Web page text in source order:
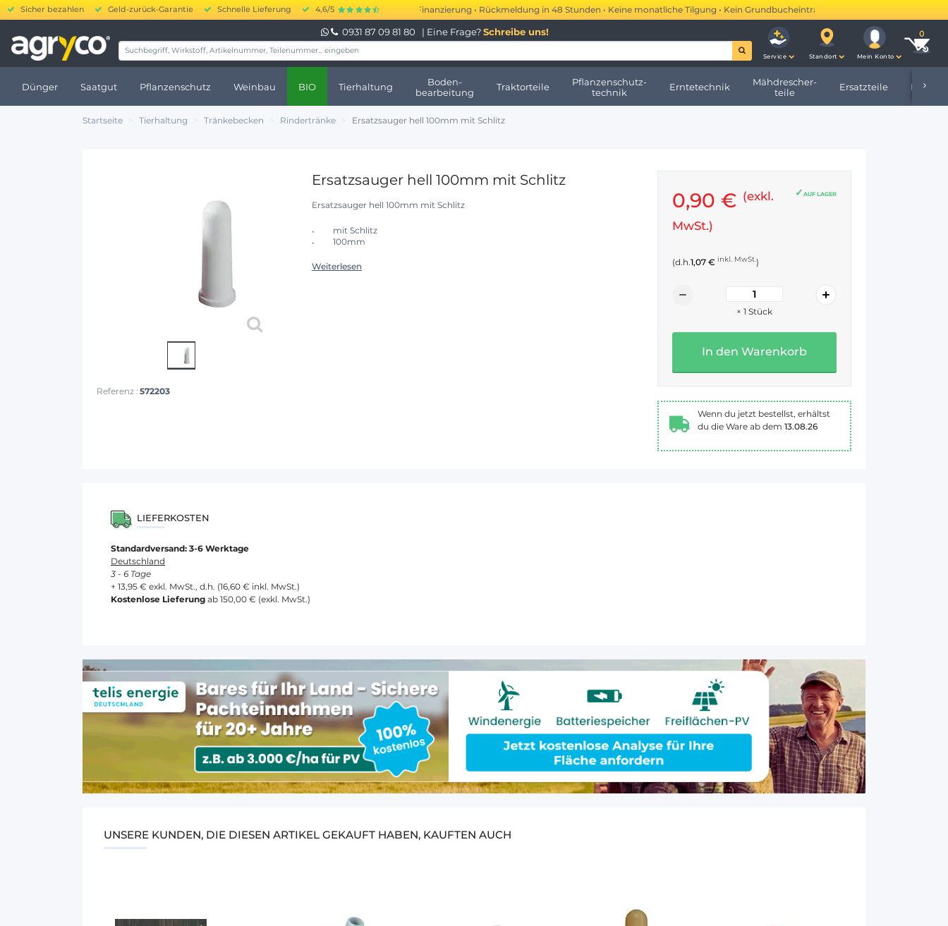
Sicher bezahlen Geld-zurück-Garantie Schnelle Lieferung 4,6/5
20.000 bis 250.000 € kurzfristige Finanzierung • Rückmeldung in 48 Stunden • Keine monatliche Tilgung • Kein Grundbucheintrag •
0931 87 09 81 80 | Eine Frage? Schreibe uns!
Service Standort Mein Konto
Dünger Saatgut Pflanzenschutz Weinbau BIO Tierhaltung
Boden-
bearbeitung
Traktorteile
Pflanzenschutz-
technik
Erntetechnik
Mähdrescher-
teile
Ersatzteile
Startseite Tierhaltung Tränkebecken Rindertränke Ersatzsauger hell 100mm mit Schlitz
Referenz : 572203
Ersatzsauger hell 100mm mit Schlitz
Ersatzsauger hell 100mm mit Schlitz
mit Schlitz
100mm
Weiterlesen
AUF LAGER
0,90 € (exkl.
MwSt.)
(d.h.1,07 € inkl. MwSt.)
× 1 Stück
In den Warenkorb
Wenn du jetzt bestellst, erhältst
du die Ware ab dem 13.08.26
LIEFERKOSTEN
Standardversand: 3-6 Werktage
Deutschland
3 - 6 Tage
+ 13,95 € exkl. MwSt., d.h. (16,60 € inkl. MwSt.)
Kostenlose Lieferung ab 150,00 € (exkl. MwSt.)
UNSERE KUNDEN, DIE DIESEN ARTIKEL GEKAUFT HABEN, KAUFTEN AUCH